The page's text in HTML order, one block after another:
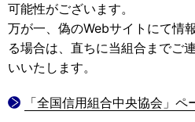
可能性がございます。
万が一、偽のWebサイトにて情
る場合は、直ちに当組合までご
いいたします。
「全国信用組合中央協会」ペ